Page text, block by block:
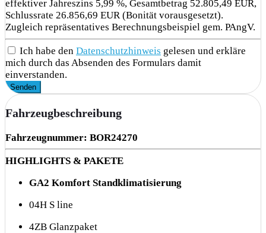
effektiver Jahreszins 5,99 %, Gesamtbetrag 52.805,49 EUR,
Schlussrate 26.856,69 EUR (Bonität vorausgesetzt).
Zugleich repräsentatives Berechnungsbeispiel gem. PAngV.
Ich habe den Datenschutzhinweis gelesen und erkläre
mich durch das Absenden des Formulars damit
einverstanden.
Senden
Fahrzeugbeschreibung
Fahrzeugnummer: BOR24270
HIGHLIGHTS & PAKETE
GA2 Komfort Standklimatisierung
04H S line
4ZB Glanzpaket